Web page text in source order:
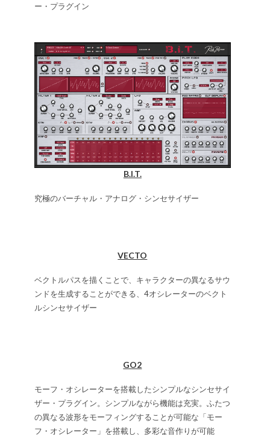
ー・プラグイン
B.I.T.
究極のバーチャル・アナログ・シンセサイザー
VECTO
ベクトルパスを描くことで、キャラクターの異なるサウ
ンドを生成することができる、4オシレーターのベクト
ルシンセサイザー
GO2
モーフ・オシレーターを搭載したシンプルなシンセサイ
ザー・プラグイン。シンプルながら機能は充実。ふたつ
の異なる波形をモーフィングすることが可能な「モー
フ・オシレーター」を搭載し、多彩な音作りが可能